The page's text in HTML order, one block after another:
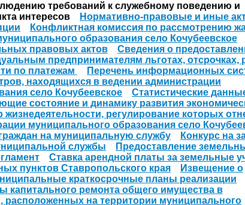
требований к служебному поведению и
интересов
Нормативно-правовые и иные
Конфликтная комиссия по рассмотрению
образования село Кочубеевское
правовых актов
Сведения о
предпринимателям льготах, отсрочках,
по платежам
Перечень информационных
находящихся в ведении администрации
село Кочубеевское
Статистические
состояние и динамику развития
регулирование которых
муниципального образования село
на муниципальную службу
Конкурс на
службы
Предоставление
Ставка арендной платы за земельные
пунктов Ставропольского края
Извещение о
краткосрочные планы реализации
капитального ремонта общего имущества в
расположенных на территории муниципального